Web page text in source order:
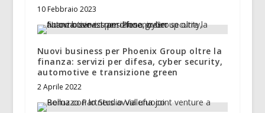
10 Febbraio 2023
Nuovi business per Phoenix Group oltre la
finanza: servizi per difesa, cyber security,
automotive e transizione green
2 Aprile 2022